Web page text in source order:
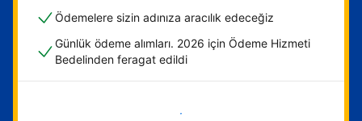
Ödemelere sizin adınıza aracılık edeceğiz
Günlük ödeme alımları. 2026 için Ödeme Hizmeti
Bedelinden feragat edildi
Hemen başla